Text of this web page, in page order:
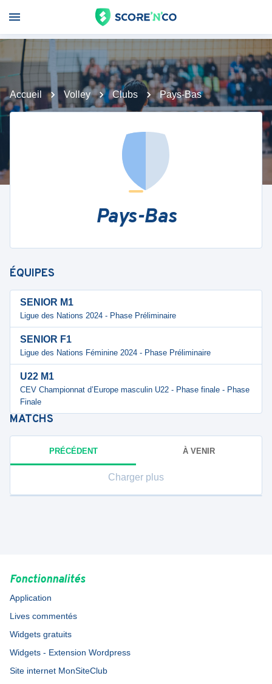
Accueil Volley Clubs Pays-Bas
Pays-Bas
ÉQUIPES
SENIOR M1
Ligue des Nations 2024 - Phase Préliminaire
SENIOR F1
Ligue des Nations Féminine 2024 - Phase Préliminaire
U22 M1
CEV Championnat d’Europe masculin U22 - Phase finale - Phase
Finale
MATCHS
PRÉCÉDENT À VENIR
Charger plus
Fonctionnalités
Application
Lives commentés
Widgets gratuits
Widgets - Extension Wordpress
Site internet MonSiteClub